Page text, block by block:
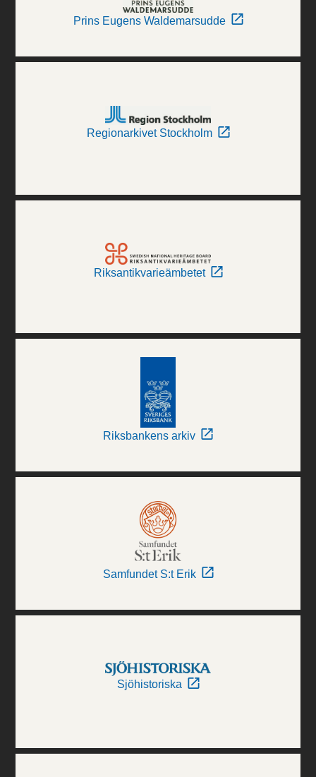
Prins Eugens Waldemarsudde
Regionarkivet Stockholm
Riksantikvarieämbetet
Riksbankens arkiv
Samfundet S:t Erik
Sjöhistoriska